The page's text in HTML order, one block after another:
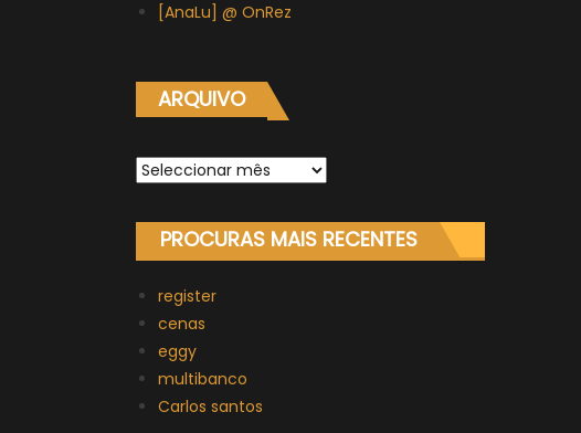
[AnaLu] @ OnRez
ARQUIVO
Arquivo
PROCURAS MAIS RECENTES
register
cenas
eggy
multibanco
Carlos santos